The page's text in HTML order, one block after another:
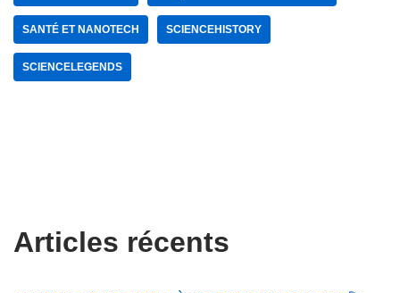
SANTÉ ET NANOTECH SCIENCEHISTORY
SCIENCELEGENDS
Articles récents